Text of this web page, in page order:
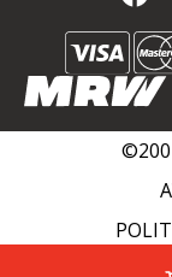
POLITIQUE